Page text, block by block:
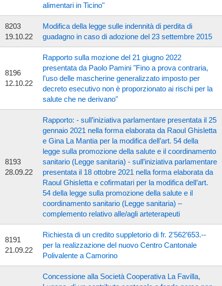
alimentari in Ticino"
8203
19.10.22
Modifica della legge sulle indennità di perdita di
guadagno in caso di adozione del 23 settembre 2015
8196
12.10.22
Rapporto sulla mozione del 21 giugno 2022
presentata da Paolo Pamini "Fino a prova contraria,
l’uso delle mascherine generalizzato imposto per
decreto esecutivo non è proporzionato ai rischi per la
salute che ne derivano"
8193
28.09.22
Rapporto: - sull’iniziativa parlamentare presentata il 25
gennaio 2021 nella forma elaborata da Raoul Ghisletta
e Gina La Mantia per la modifica dell’art. 54 della
legge sulla promozione della salute e il coordinamento
sanitario (Legge sanitaria) - sull’iniziativa parlamentare
presentata il 18 ottobre 2021 nella forma elaborata da
Raoul Ghisletta e cofirmatari per la modifica dell’art.
54 della legge sulla promozione della salute e il
coordinamento sanitario (Legge sanitaria) –
complemento relativo alle/agli arteterapeuti
8191
21.09.22
Richiesta di un credito suppletorio di fr. 2'562’653.--
per la realizzazione del nuovo Centro Cantonale
Polivalente a Camorino
Concessione alla Società Cooperativa La Favilla,